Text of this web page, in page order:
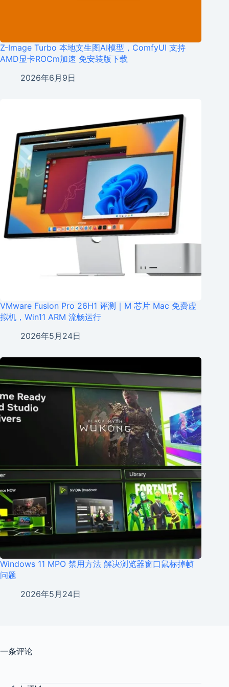
Z-Image Turbo 本地文生图AI模型，ComfyUI 支持
AMD显卡ROCm加速 免安装版下载
2026年6月9日
VMware Fusion Pro 26H1 评测｜M 芯片 Mac 免费虚
拟机，Win11 ARM 流畅运行
2026年5月24日
Windows 11 MPO 禁用方法 解决浏览器窗口鼠标掉帧
问题
2026年5月24日
一条评论